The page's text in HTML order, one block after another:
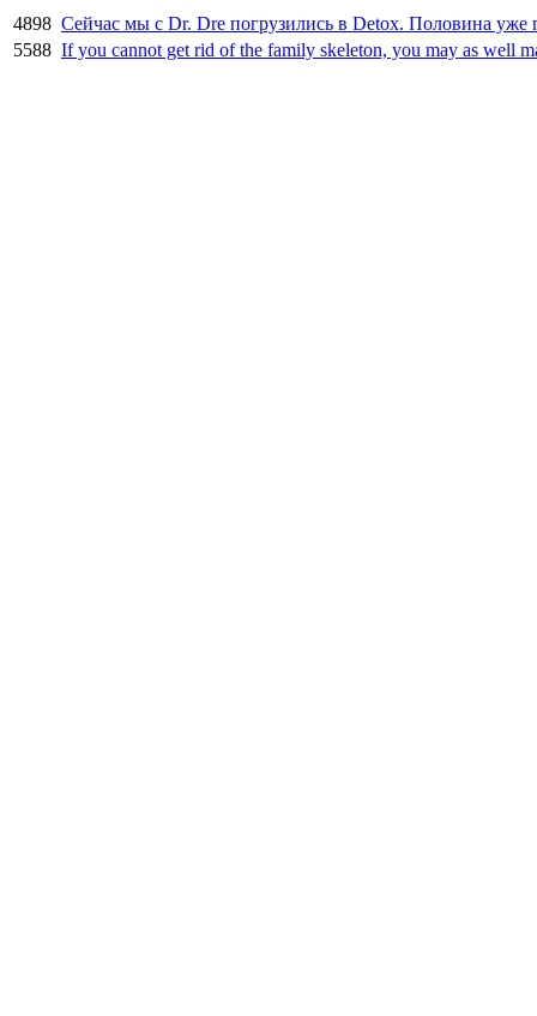
4898 Сейчас мы с Dr. Dre погрузились в Detox. Половина
5588 If you cannot get rid of the family skeleton, you may as well